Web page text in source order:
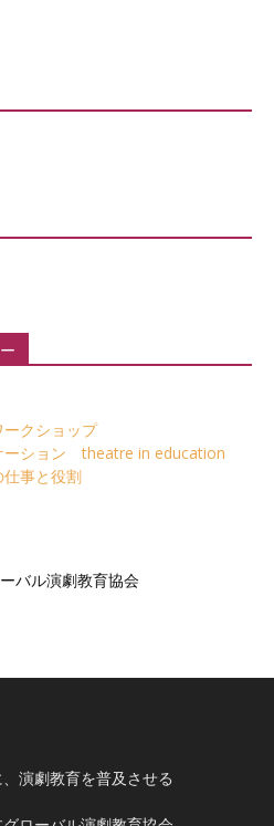
バル演劇教育協会
演劇教育を普及させる